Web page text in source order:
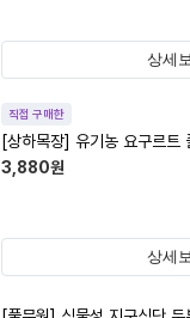
상세
직접 구매한
[상하목장] 유기농 요구르
3,880원
상세